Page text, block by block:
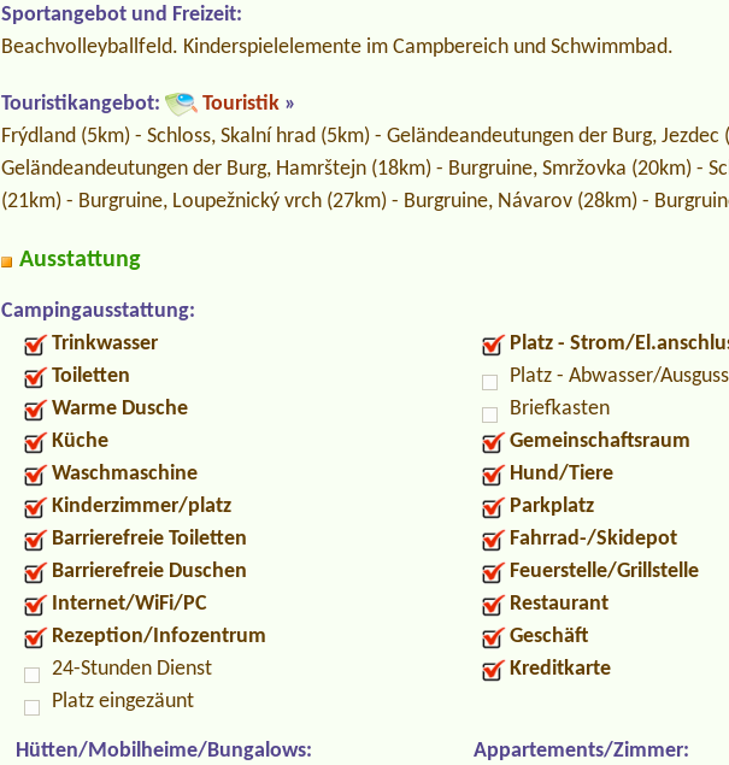
Sportangebot und Freizeit:
Beachvolleyballfeld. Kinderspielelemente im Campbereich und Schwimmbad.
Touristikangebot: Touristik »
Frýdland (5km) - Schloss, Skalní hrad (5km) - Geländeandeutungen der Burg, Jezdec
Geländeandeutungen der Burg, Hamrštejn (18km) - Burgruine, Smržovka (20km) -
(21km) - Burgruine, Loupežnický vrch (27km) - Burgruine, Návarov (28km) -
Ausstattung
Campingausstattung:
Trinkwasser
Toiletten
Warme Dusche
Küche
Waschmaschine
Kinderzimmer/platz
Barrierefreie Toiletten
Barrierefreie Duschen
Internet/WiFi/PC
Rezeption/Infozentrum
24-Stunden Dienst
Platz eingezäunt
Platz - Strom/
Platz - Abwasser/Ausguss
Briefkasten
Gemeinschaftsraum
Hund/Tiere
Parkplatz
Fahrrad-/Skidepot
Feuerstelle/Grillstelle
Restaurant
Geschäft
Kreditkarte
Hütten/Mobilheime/Bungalows:
Appartements/Zimmer: